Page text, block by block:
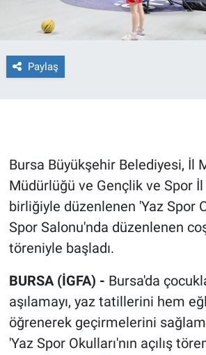
Paylaş
Bursa Büyükşehir Belediyesi, İl
Müdürlüğü ve Gençlik ve Spor
birliğiyle düzenlenen 'Yaz Spor
Spor Salonu'nda düzenlenen
töreniyle başladı.
BURSA (İGFA) - Bursa'da
aşılamayı, yaz tatillerini hem
öğrenerek geçirmelerini
'Yaz Spor Okulları'nın açılış